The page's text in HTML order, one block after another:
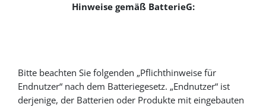
Hinweise gemäß BatterieG:
Bitte beachten Sie folgenden „Pflichthinweise für
Endnutzer“ nach dem Batteriegesetz. „Endnutzer“ ist
derjenige, der Batterien oder Produkte mit eingebauten